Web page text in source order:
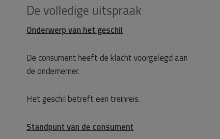
De volledige uitspraak
Onderwerp van het geschil
De consument heeft de klacht voorgelegd aan
de ondernemer.
Het geschil betreft een treinreis.
Standpunt van de consument